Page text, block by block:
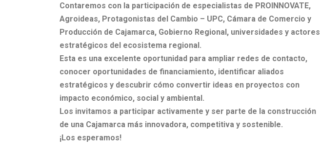
Contaremos con la participación de especialistas de PROINNOVATE,
Agroideas, Protagonistas del Cambio – UPC, Cámara de Comercio y
Producción de Cajamarca, Gobierno Regional, universidades y actores
estratégicos del ecosistema regional.
Esta es una excelente oportunidad para ampliar redes de contacto,
conocer oportunidades de financiamiento, identificar aliados
estratégicos y descubrir cómo convertir ideas en proyectos con
impacto económico, social y ambiental.
Los invitamos a participar activamente y ser parte de la construcción
de una Cajamarca más innovadora, competitiva y sostenible.
¡Los esperamos!